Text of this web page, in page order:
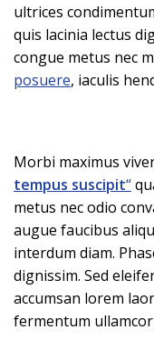
ultrices
quis lacinia lectus
congue metus nec
posuere, iaculis
Morbi maximus
tempus suscipit“
metus nec odio
augue faucibus
interdum diam.
dignissim. Sed
accumsan lorem
fermentum